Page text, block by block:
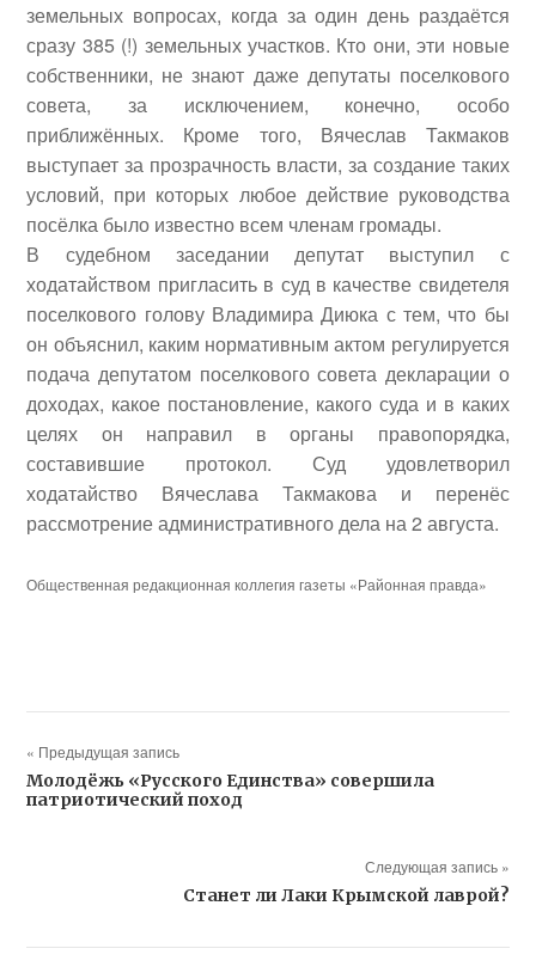
земельных вопросах, когда за один день раздаётся
сразу 385 (!) земельных участков. Кто они, эти новые
собственники, не знают даже депутаты поселкового
совета, за исключением, конечно, особо
приближённых. Кроме того, Вячеслав Такмаков
выступает за прозрачность власти, за создание таких
условий, при которых любое действие руководства
посёлка было известно всем членам громады.
В судебном заседании депутат выступил с
ходатайством пригласить в суд в качестве свидетеля
поселкового голову Владимира Диюка с тем, что бы
он объяснил, каким нормативным актом регулируется
подача депутатом поселкового совета декларации о
доходах, какое постановление, какого суда и в каких
целях он направил в органы правопорядка,
составившие протокол. Суд удовлетворил
ходатайство Вячеслава Такмакова и перенёс
рассмотрение административного дела на 2 августа.
Общественная редакционная коллегия газеты «Районная правда»
« Предыдущая запись
Молодёжь «Русского Единства» совершила
патриотический поход
Следующая запись »
Станет ли Лаки Крымской лаврой?